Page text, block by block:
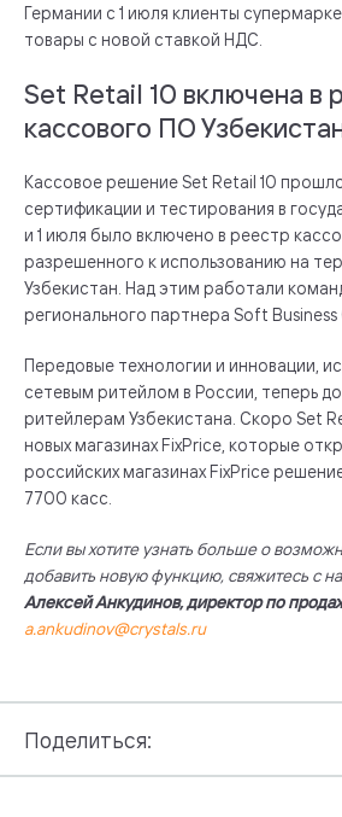
Германии с 1 июля клиенты
товары с новой ставкой НДС.
Set Retail 10 включена в
кассового ПО
Кассовое решение Set Retail 10
сертификации и тестирования в
и 1 июля было включено в реестр
разрешенного к использованию на
Узбекистан. Над этим работали
регионального партнера Soft Business
Передовые технологии и инновации,
сетевым ритейлом в России, теперь
ритейлерам Узбекистана. Скоро Set
новых магазинах FixPrice, которые
российских магазинах FixPrice
7700 касс.
Если вы хотите узнать больше о
добавить новую функцию, свяжитесь с
Алексей Анкудинов, директор по
a.ankudinov@crystals.ru
Поделиться: